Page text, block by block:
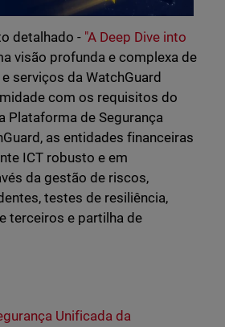
detalhado - "A Deep Dive into
visão profunda e complexa de
serviços da WatchGuard
com os requisitos do
Plataforma de Segurança
as entidades financeiras
ICT robusto e em
da gestão de riscos,
testes de resiliência,
terceiros e partilha de
Unificada da